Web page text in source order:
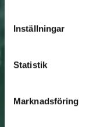
Inställningar
Statistik
Marknadsföring